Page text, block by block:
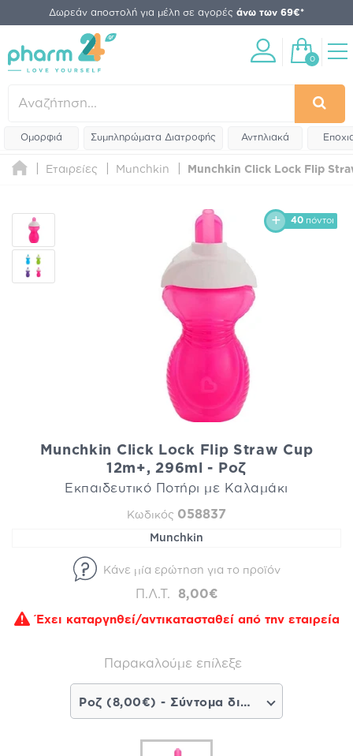
Δωρεάν αποστολή για μέλη σε αγορές άνω των 69€*
0
Ομορφιά Συμπληρώματα Διατροφής Αντηλιακά
Εταιρείες Munchkin Munchkin Click Lock Flip
40 πόντοι
Munchkin Click Lock Flip Straw Cup
12m+, 296ml - Ροζ
Εκπαιδευτικό Ποτήρι με Καλαμάκι
Κωδικός 058837
Munchkin
Κάνε μία ερώτηση για το προϊόν
Π.Λ.Τ. 8,00€
Έχει καταργηθεί/αντικατασταθεί από την εταιρεία
Παρακαλούμε επίλεξε
Ροζ (8,00€) - Σύντομα διαθέσιμο